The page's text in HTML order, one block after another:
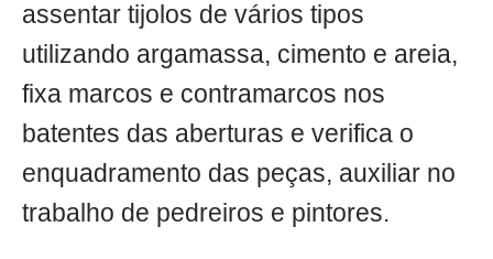
assentar tijolos de vários tipos
utilizando argamassa, cimento e areia,
fixa marcos e contramarcos nos
batentes das aberturas e verifica o
enquadramento das peças, auxiliar no
trabalho de pedreiros e pintores.